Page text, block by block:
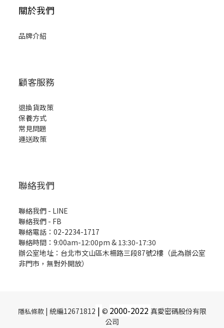
關於我們
品牌介紹
顧客服務
退換貨政策
保養方式
常見問題
運送政策
聯絡我們
聯絡我們 - LINE
聯絡我們 - FB
聯絡電話：02-2234-1717
聯絡時間：9:00am-12:00pm & 13:30-17:30
辦公室地址：台北市文山區木柵路三段87號2樓（此為辦公室
非門市，無對外開放）
隱私條款| 統編12671812 | © 2000-2022 真愛密碼股份有限
公司